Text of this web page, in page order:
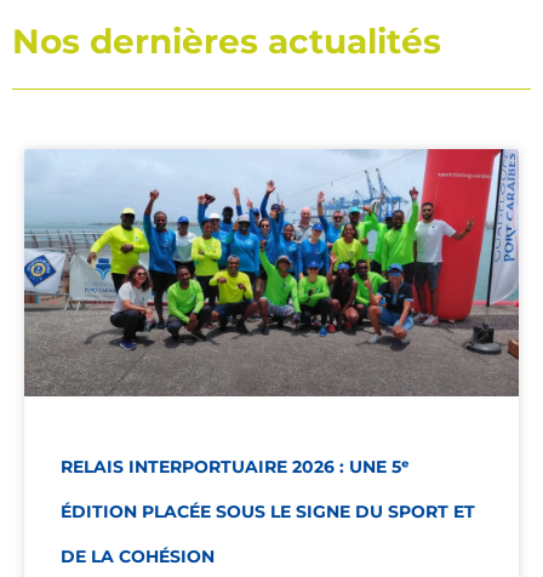
Nos dernières actualités
RELAIS INTERPORTUAIRE 2026 : UNE 5ᵉ
ÉDITION PLACÉE SOUS LE SIGNE DU SPORT ET
DE LA COHÉSION